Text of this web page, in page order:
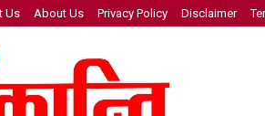
Us About Us Privacy Policy Disclaimer